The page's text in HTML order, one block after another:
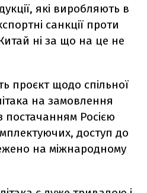
які виробляють в
санкції проти
ні за що на це не
проєкт щодо спільної
на замовлення
постачанням Росією
доступ до
на міжнародному